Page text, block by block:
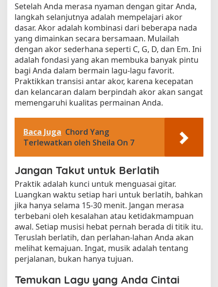
Setelah Anda merasa nyaman dengan gitar Anda,
langkah selanjutnya adalah mempelajari akor
dasar. Akor adalah kombinasi dari beberapa nada
yang dimainkan secara bersamaan. Mulailah
dengan akor sederhana seperti C, G, D, dan Em. Ini
adalah fondasi yang akan membuka banyak pintu
bagi Anda dalam bermain lagu-lagu favorit.
Praktikkan transisi antar akor, karena kecepatan
dan kelancaran dalam berpindah akor akan sangat
memengaruhi kualitas permainan Anda.
Baca Juga Chord Yang
Terlewatkan oleh Sheila On 7
Jangan Takut untuk Berlatih
Praktik adalah kunci untuk menguasai gitar.
Luangkan waktu setiap hari untuk berlatih, bahkan
jika hanya selama 15-30 menit. Jangan merasa
terbebani oleh kesalahan atau ketidakmampuan
awal. Setiap musisi hebat pernah berada di titik itu.
Teruslah berlatih, dan perlahan-lahan Anda akan
melihat kemajuan. Ingat, musik adalah tentang
perjalanan, bukan hanya tujuan.
Temukan Lagu yang Anda Cintai